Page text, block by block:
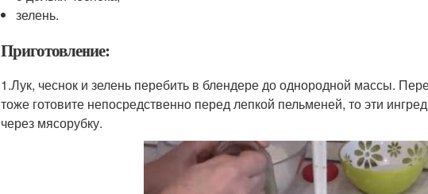
зелень.
Приготовление:
1.Лук, чеснок и зелень перебить в блендере до однородной массы.
тоже готовите непосредственно перед лепкой пельменей, то эти
через мясорубку.